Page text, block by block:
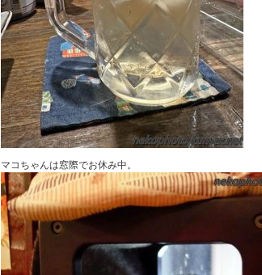
マコちゃんは窓際でお休み中。